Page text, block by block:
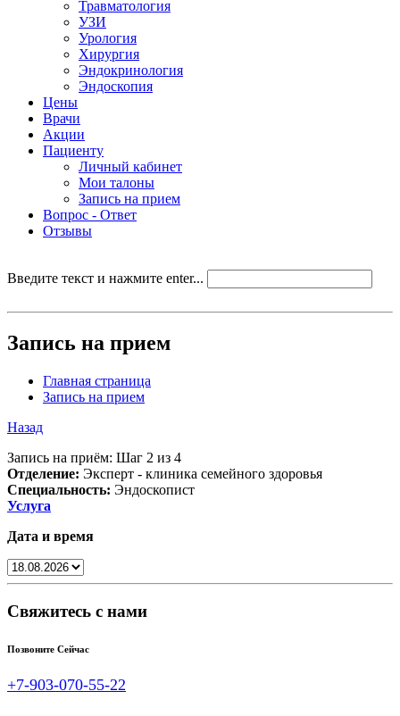
Травматология
УЗИ
Урология
Хирургия
Эндокринология
Эндоскопия
Цены
Врачи
Акции
Пациенту
Личный кабинет
Мои талоны
Запись на прием
Вопрос - Ответ
Отзывы
Введите текст и нажмите enter...
Запись на прием
Главная страница
Запись на прием
Назад
Запись на приём: Шаг 2 из 4
Отделение: Эксперт - клиника семейного здоровья
Специальность: Эндоскопист
Услуга
Дата и время
Свяжитесь с нами
Позвоните Сейчас
+7-903-070-55-22